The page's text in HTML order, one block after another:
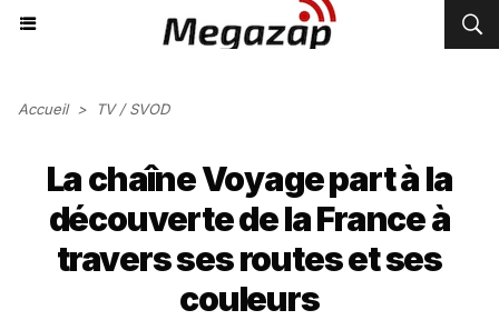
Accueil > TV / SVOD
La chaîne Voyage part à la
découverte de la France à
travers ses routes et ses
couleurs